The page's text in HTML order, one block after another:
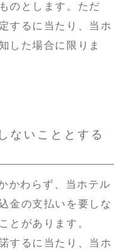
のとします。ただ
するに当たり、当ホ
した場合に限りま
ないこととする
かわらず、当ホテル
金の支払いを要しな
とがあります。
するに当たり、当ホ